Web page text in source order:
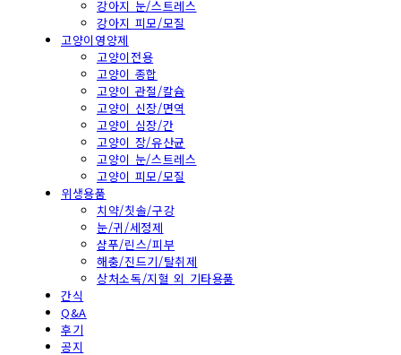
강아지 눈/스트레스
강아지 피모/모질
고양이영양제
고양이전용
고양이 종합
고양이 관절/칼슘
고양이 신장/면역
고양이 심장/간
고양이 장/유산균
고양이 눈/스트레스
고양이 피모/모질
위생용품
치약/칫솔/구강
눈/귀/세정제
샴푸/린스/피부
해충/진드기/탈취제
상처소독/지혈 외 기타용품
간식
Q&A
후기
공지